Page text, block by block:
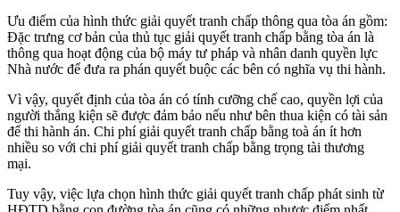
Ưu điểm của hình thức giải quyết tranh chấp thông qua tòa án gồm:
Đặc trưng cơ bản của thủ tục giải quyết tranh chấp bằng tòa án là
thông qua hoạt động của bộ máy tư pháp và nhân danh quyền lực
Nhà nước để đưa ra phán quyết buộc các bên có nghĩa vụ thi hành.
Vì vậy, quyết định của tòa án có tính cưỡng chế cao, quyền lợi của
người thắng kiện sẽ được đảm bảo nếu như bên thua kiện có tài sản
để thi hành án. Chi phí giải quyết tranh chấp bằng toà án ít hơn
nhiều so với chi phí giải quyết tranh chấp bằng trọng tài thương
mại.
Tuy vậy, việc lựa chọn hình thức giải quyết tranh chấp phát sinh từ